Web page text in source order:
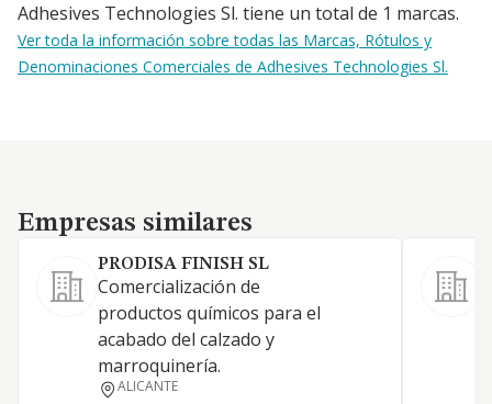
Adhesives Technologies Sl. tiene un total de 1 marcas.
Ver toda la información sobre todas las Marcas, Rótulos y
Denominaciones Comerciales de Adhesives Technologies Sl.
Empresas similares
Empresas similares
PRODISA FINISH SL
Comercialización de
productos químicos para el
acabado del calzado y
marroquinería.
ALICANTE